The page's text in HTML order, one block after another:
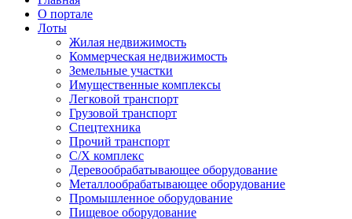
О портале
Лоты
Жилая недвижимость
Коммерческая недвижимость
Земельные участки
Имущественные комплексы
Легковой транспорт
Грузовой транспорт
Спецтехника
Прочий транспорт
С/Х комплекс
Деревообрабатывающее оборудование
Металлообрабатывающее оборудование
Промышленное оборудование
Пищевое оборудование